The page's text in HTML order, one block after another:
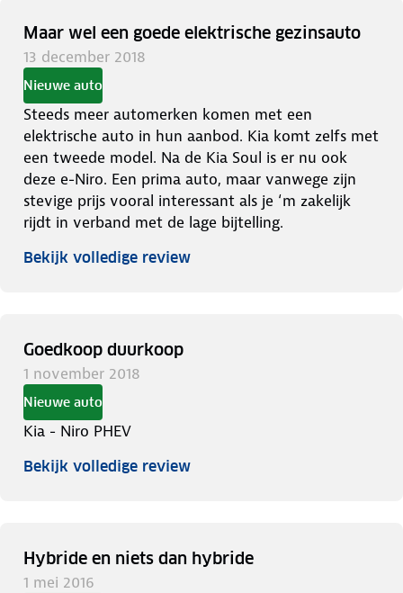
Maar wel een goede elektrische gezinsauto
13 december 2018
Nieuwe auto
Steeds meer automerken komen met een
elektrische auto in hun aanbod. Kia komt zelfs met
een tweede model. Na de Kia Soul is er nu ook
deze e-Niro. Een prima auto, maar vanwege zijn
stevige prijs vooral interessant als je ‘m zakelijk
rijdt in verband met de lage bijtelling.
Bekijk volledige review
Goedkoop duurkoop
1 november 2018
Nieuwe auto
Kia - Niro PHEV
Bekijk volledige review
Hybride en niets dan hybride
1 mei 2016